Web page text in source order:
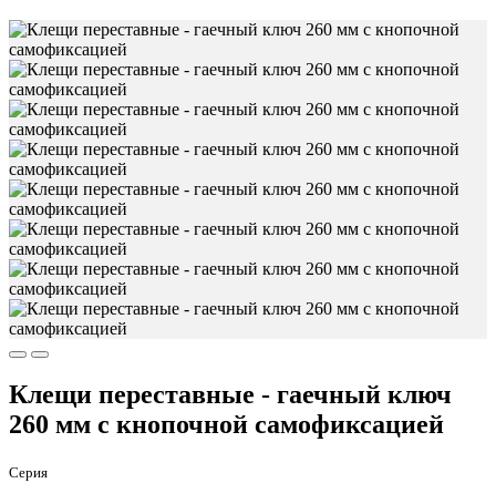
Клещи переставные - гаечный ключ
260 мм с кнопочной самофиксацией
Серия